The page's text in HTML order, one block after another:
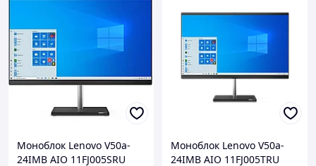
Моноблок Lenovo V50a-
24IMB AIO 11FJ005SRU
Моноблок Lenovo V50a-
24IMB AIO 11FJ005TRU